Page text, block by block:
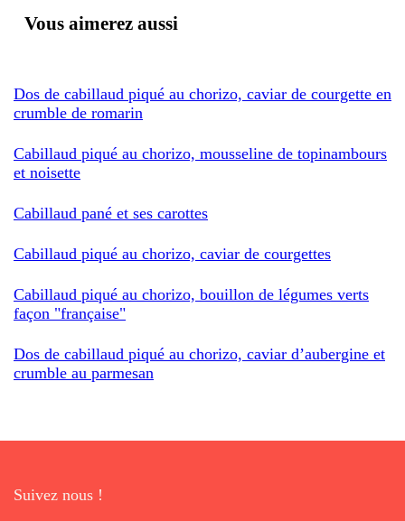
Vous aimerez aussi
Dos de cabillaud piqué au chorizo, caviar de courgette en
crumble de romarin
Cabillaud piqué au chorizo, mousseline de topinambours
et noisette
Cabillaud pané et ses carottes
Cabillaud piqué au chorizo, caviar de courgettes
Cabillaud piqué au chorizo, bouillon de légumes verts
façon "française"
Dos de cabillaud piqué au chorizo, caviar d’aubergine et
crumble au parmesan
Suivez nous !